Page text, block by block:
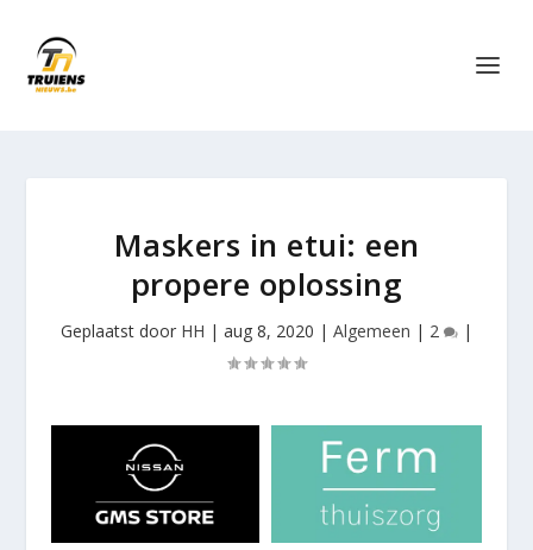
Maskers in etui: een
propere oplossing
Geplaatst door HH | aug 8, 2020 | Algemeen | 2 |